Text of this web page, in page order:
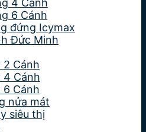
4 Cánh
6 Cánh
đứng Icymax
Đức Minh
2 Cánh
4 Cánh
6 Cánh
nửa mát
siêu thị